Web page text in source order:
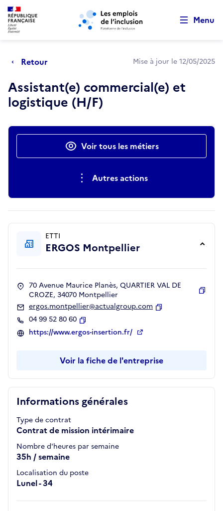
Aller au menu principal Aller au contenu principal
Menu
Retour Mise à jour le 12/05/2025
Assistant(e) commercial(e) et
logistique (H/F)
Actions rapidesVoir tous les métiers
Autres actions
Informations générales
Type de contrat
Contrat de mission intérimaire
Nombre d'heures par semaine
35h / semaine
Localisation du poste
Lunel - 34
ETTI
ERGOS Montpellier
70 Avenue Maurice Planès, QUARTIER VAL DE
CROZE, 34070 Montpellier
ergos.montpellier@actualgroup.com
04 99 52 80 60
Copier
https://www.ergos-insertion.fr/
Voir la fiche de l'entreprise
Retour au début de la page
Panneau de gestion des cookies